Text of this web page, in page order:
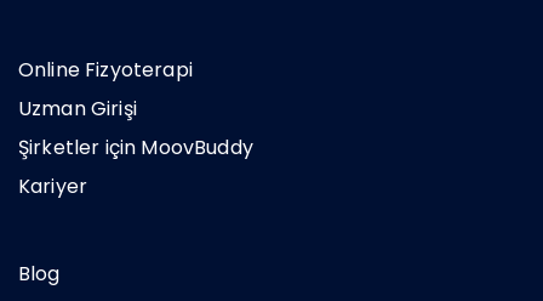
Online Fizyoterapi
Uzman Girişi
Şirketler için MoovBuddy
Kariyer
Blog